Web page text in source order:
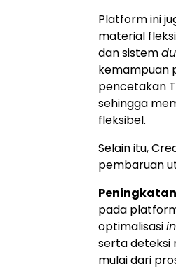
Platform ini
material
dan sistem
kemampuan
pencetakan
sehingga
fleksibel.
Selain itu,
pembaruan
pada
optimalisasi
serta deteksi
mulai dari